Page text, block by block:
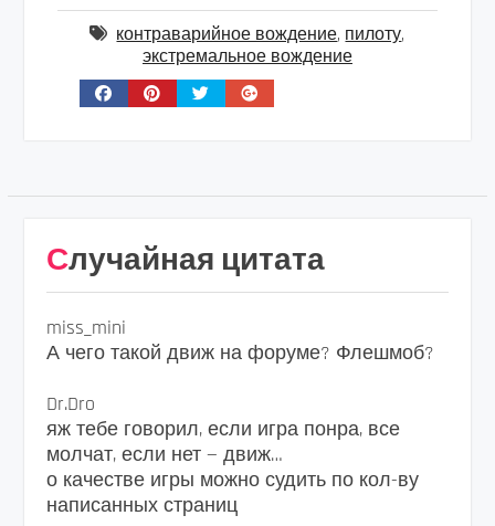
контраварийное вождение, пилоту,
экстремальное вождение
Случайная цитата
miss_mini
А чего такой движ на форуме? Флешмоб?
Dr.Dro
яж тебе говорил, если игра понра, все
молчат, если нет — движ…
о качестве игры можно судить по кол-ву
написанных страниц